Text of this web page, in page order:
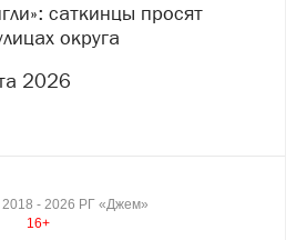
в рамках грантового
округа
2026
2018 - 2026 РГ «Джем»
16+